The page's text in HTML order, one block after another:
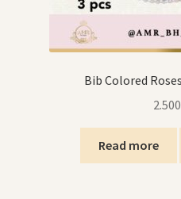
2.500
Read more